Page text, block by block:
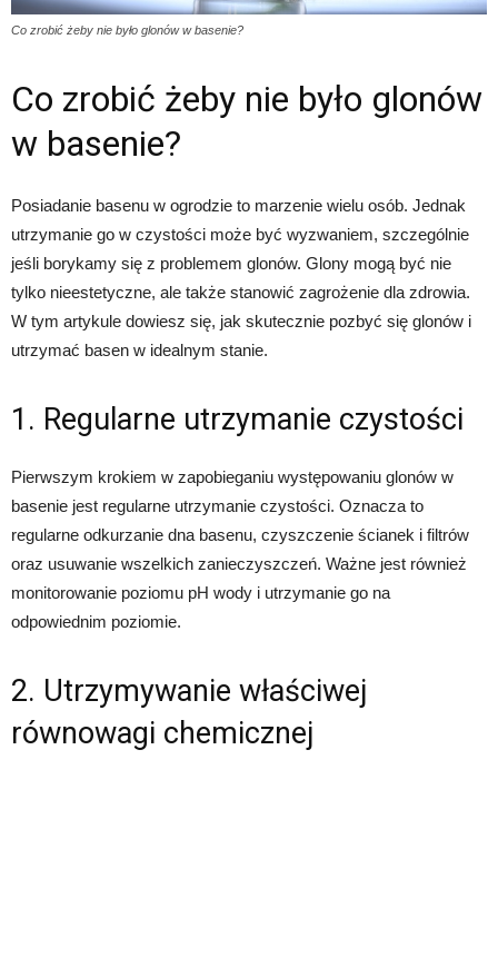
Co zrobić żeby nie było glonów w basenie?
Co zrobić żeby nie było glonów
w basenie?
Posiadanie basenu w ogrodzie to marzenie wielu osób. Jednak
utrzymanie go w czystości może być wyzwaniem, szczególnie
jeśli borykamy się z problemem glonów. Glony mogą być nie
tylko nieestetyczne, ale także stanowić zagrożenie dla zdrowia.
W tym artykule dowiesz się, jak skutecznie pozbyć się glonów i
utrzymać basen w idealnym stanie.
1. Regularne utrzymanie czystości
Pierwszym krokiem w zapobieganiu występowaniu glonów w
basenie jest regularne utrzymanie czystości. Oznacza to
regularne odkurzanie dna basenu, czyszczenie ścianek i filtrów
oraz usuwanie wszelkich zanieczyszczeń. Ważne jest również
monitorowanie poziomu pH wody i utrzymanie go na
odpowiednim poziomie.
2. Utrzymywanie właściwej
równowagi chemicznej